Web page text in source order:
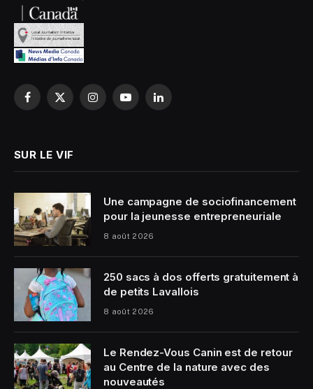
Facebook
X
InstagramYouTubeLinkedIn
SUR LE VIF
Une campagne de sociofinancement
pour la jeunesse entrepreneuriale
8 août 2026
250 sacs à dos offerts gratuitement à
de petits Lavallois
8 août 2026
Le Rendez-Vous Canin est de retour
au Centre de la nature avec des
nouveautés